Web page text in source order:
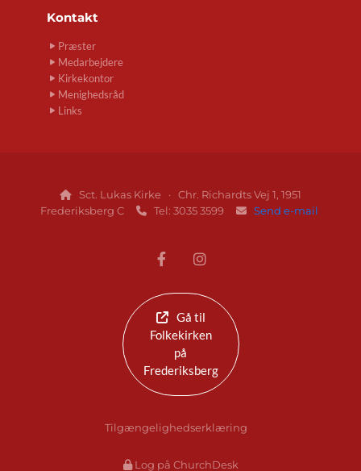
Kontakt
Præster
Medarbejdere
Kirkekontor
Menighedsråd
Links

Sct. Lukas Kirke · Chr. Richardts Vej 1, 1951
Frederiksberg C
 Tel: 3035 3599  Send e-mail
Gå til
Folkekirken
på
Frederiksberg
Tilgængelighedserklæring
Log på ChurchDesk